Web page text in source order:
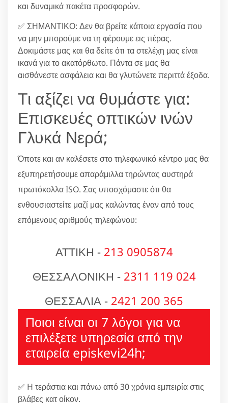
και δυναμικά πακέτα προσφορών.
✅ ΣΗΜΑΝΤΙΚΟ: Δεν θα βρείτε κάποια εργασία που
να μην μπορούμε να τη φέρουμε εις πέρας.
Δοκιμάστε μας και θα δείτε ότι τα στελέχη μας είναι
ικανά για το ακατόρθωτο. Πάντα σε μας θα
αισθάνεστε ασφάλεια και θα γλυτώνετε περιττά έξοδα.
Τι αξίζει να θυμάστε για:
Επισκευές οπτικών ινών
Γλυκά Νερά;
Όποτε και αν καλέσετε στο τηλεφωνικό κέντρο μας θα
εξυπηρετήσουμε απαράμιλλα τηρώντας αυστηρά
πρωτόκολλα ISO. Σας υποσχόμαστε ότι θα
ενθουσιαστείτε μαζί μας καλώντας έναν από τους
επόμενους αριθμούς τηλεφώνου:
ΑΤΤΙΚΗ - 213 0905874
ΘΕΣΣΑΛΟΝΙΚΗ - 2311 119 024
ΘΕΣΣΑΛΙΑ - 2421 200 365
Ποιοι είναι οι 7 λόγοι για να
επιλέξετε υπηρεσία από την
εταιρεία episkevi24h;
✅ H τεράστια και πάνω από 30 χρόνια εμπειρία στις
βλάβες κατ οίκον.